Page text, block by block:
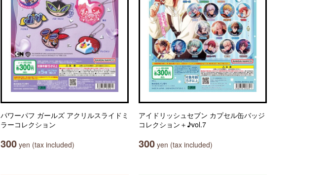
パワーパフ ガールズ アクリルスライドミ
ラーコレクション
300 yen (tax included)
アイドリッシュセブン カプセル缶バッジ
コレクション＋♪vol.7
300 yen (tax included)